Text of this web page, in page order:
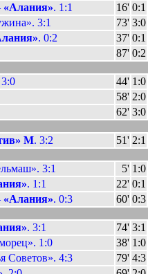
«Алания». 1:1 16' 0:1
3:1 73' 3:0
. 0:2 37' 0:1
87' 0:2
44' 1:0
58' 2:0
62' 3:0
М. 3:2 51' 2:1
3:1 5' 1:0
. 1:1 22' 0:1
«Алания». 0:3 60' 0:3
. 3:1 74' 3:1
1:0 38' 1:0
Советов». 4:3 79' 4:3